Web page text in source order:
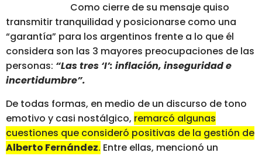
Como cierre de su mensaje quiso
transmitir tranquilidad y posicionarse como una
“garantía” para los argentinos frente a lo que él
considera son las 3 mayores preocupaciones de las
personas: “Las tres ‘I’: inflación, inseguridad e
incertidumbre”.
De todas formas, en medio de un discurso de tono
emotivo y casi nostálgico, remarcó algunas
cuestiones que consideró positivas de la gestión de
Alberto Fernández. Entre ellas, mencionó un